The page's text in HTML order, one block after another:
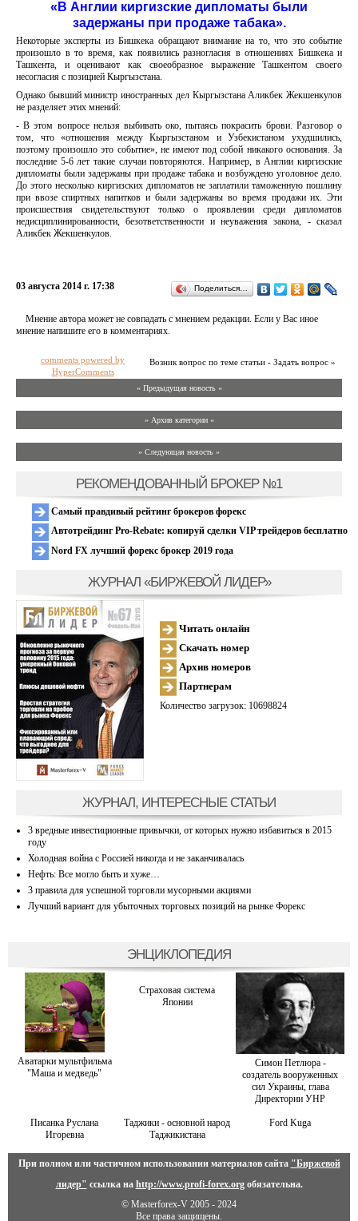
«В Англии киргизские дипломаты были
задержаны при продаже табака».
Некоторые эксперты из Бишкека обращают внимание на то, что это событие
произошло в то время, как появились разногласия в отношениях Бишкека и
Ташкента, и оценивают как своеобразное выражение Ташкентом своего
несогласия с позицией Кыргызстана.
Однако бывший министр иностранных дел Кыргызстана Аликбек Жекшенкулов
не разделяет этих мнений:
- В этом вопросе нельзя выбивать око, пытаясь покрасить брови. Разговор о
том, что «отношения между Кыргызстаном и Узбекистаном ухудшились,
поэтому произошло это событие», не имеют под собой никакого основания. За
последние 5-6 лет такие случаи повторяются. Например, в Англии киргизские
дипломаты были задержаны при продаже табака и возбуждено уголовное дело.
До этого несколько киргизских дипломатов не заплатили таможенную пошлину
при ввозе спиртных напитков и были задержаны во время продажи их. Эти
происшествия свидетельствуют только о проявлении среди дипломатов
недисциплинированности, безответственности и неуважения закона, - сказал
Аликбек Жекшенкулов.
03 августа 2014 г. 17:38 Поделиться…
Мнение автора может не совпадать с мнением редакции. Если у Вас иное
мнение напишите его в комментариях.
Возник вопрос по теме статьи - Задать вопрос »
comments powered by
HyperComments
« Предыдущая новость «
» Архив категории «
» Следующая новость »
РЕКОМЕНДОВАННЫЙ БРОКЕР №1
Самый правдивый рейтинг брокеров форекс
Автотрейдинг Pro-Rebate: копируй сделки VIP трейдеров бесплатно
Nord FX лучший форекс брокер 2019 года
ЖУРНАЛ «БИРЖЕВОЙ ЛИДЕР»
Читать онлайн
Скачать номер
Архив номеров
Партнерам
Количество загрузок: 10698824
ЖУРНАЛ, ИНТЕРЕСНЫЕ СТАТЬИ
3 вредные инвестиционные привычки, от которых нужно избавиться в 2015
году
Холодная война с Россией никогда и не заканчивалась
Нефть: Все могло быть и хуже…
3 правила для успешной торговли мусорными акциями
Лучший вариант для убыточных торговых позиций на рынке Форекс
ЭНЦИКЛОПЕДИЯ
Аватарки мультфильма
"Маша и медведь"
Страховая система
Японии
Симон Петлюра -
создатель вооруженных
сил Украины, глава
Директории УНР
Писанка Руслана
Игоревна
Таджики - основной народ
Таджикистана
Ford Kuga
При полном или частичном использовании материалов сайта "Биржевой
лидер" ссылка на http://www.profi-forex.orgобязательна.
© Masterforex-V 2005 - 2024
Все права защищены.